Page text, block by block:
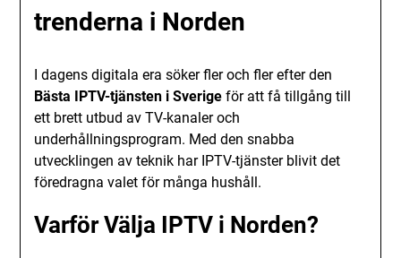
trenderna i Norden
I dagens digitala era söker fler och fler efter den
Bästa IPTV-tjänsten i Sverige för att få tillgång till
ett brett utbud av TV-kanaler och
underhållningsprogram. Med den snabba
utvecklingen av teknik har IPTV-tjänster blivit det
föredragna valet för många hushåll.
Varför Välja IPTV i Norden?